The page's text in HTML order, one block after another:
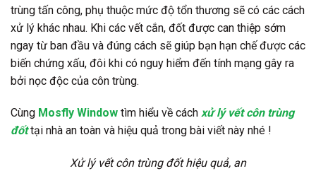
trùng tấn công, phụ thuộc mức độ tổn thương sẽ có các cách
xử lý khác nhau. Khi các vết cắn, đốt được can thiệp sớm
ngay từ ban đầu và đúng cách sẽ giúp bạn hạn chế được các
biến chứng xấu, đôi khi có nguy hiểm đến tính mạng gây ra
bởi nọc độc của côn trùng.
Cùng Mosfly Window tìm hiểu về cách xử lý vết côn trùng
đốttại nhà an toàn và hiệu quả trong bài viết này nhé !
Xử lý vết côn trùng đốt hiệu quả, an